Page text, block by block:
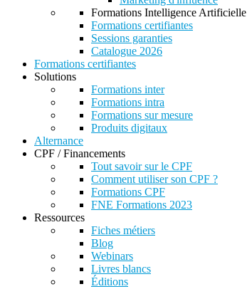
Formations Intelligence Artificielle
Formations certifiantes
Sessions garanties
Catalogue 2026
Formations certifiantes
Solutions
Formations inter
Formations intra
Formations sur mesure
Produits digitaux
Alternance
CPF / Financements
Tout savoir sur le CPF
Comment utiliser son CPF ?
Formations CPF
FNE Formations 2023
Ressources
Fiches métiers
Blog
Webinars
Livres blancs
Éditions